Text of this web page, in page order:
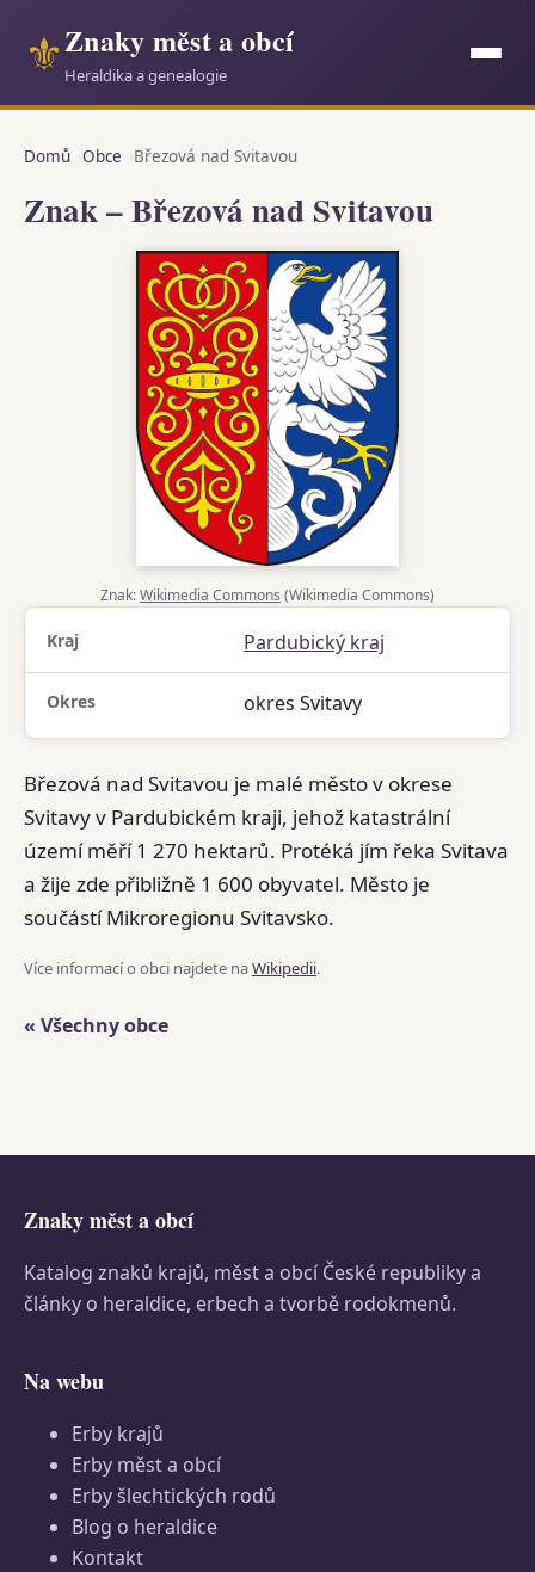
⚜Znaky měst a obcí
Heraldika a genealogie
Domů Obce Březová nad Svitavou
Znak – Březová nad Svitavou
Znak:Wikimedia Commons (Wikimedia Commons)
Kraj Pardubický kraj
Okres okres Svitavy
Březová nad Svitavou je malé město v okrese
Svitavy v Pardubickém kraji, jehož katastrální
území měří 1 270 hektarů. Protéká jím řeka Svitava
a žije zde přibližně 1 600 obyvatel. Město je
součástí Mikroregionu Svitavsko.
Více informací o obci najdete naWikipedii.
« Všechny obce
Znaky měst a obcí
Katalog znaků krajů, měst a obcí České republiky a
články o heraldice, erbech a tvorbě rodokmenů.
Na webu
Erby krajů
Erby měst a obcí
Erby šlechtických rodů
Blog o heraldice
Kontakt